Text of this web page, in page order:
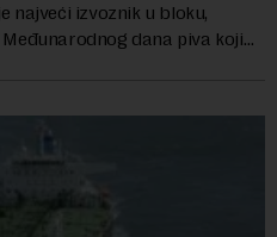
najveći izvoznik u bloku,
dana piva koji